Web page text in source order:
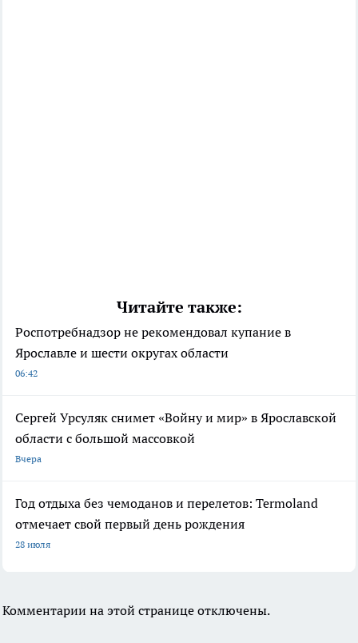
Читайте также:
Роспотребнадзор не рекомендовал купание в
Ярославле и шести округах области
06:42
Сергей Урсуляк снимет «Войну и мир» в Ярославской
области с большой массовкой
Вчера
Год отдыха без чемоданов и перелетов: Termoland
отмечает свой первый день рождения
28 июля
Комментарии на этой странице отключены.